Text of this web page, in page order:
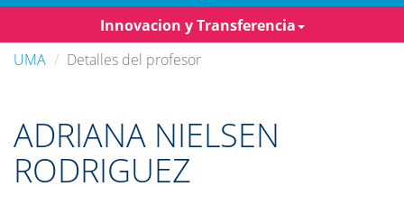
Innovacion y Transferencia
UMA
Detalles del profesor
ADRIANA NIELSEN
RODRIGUEZ